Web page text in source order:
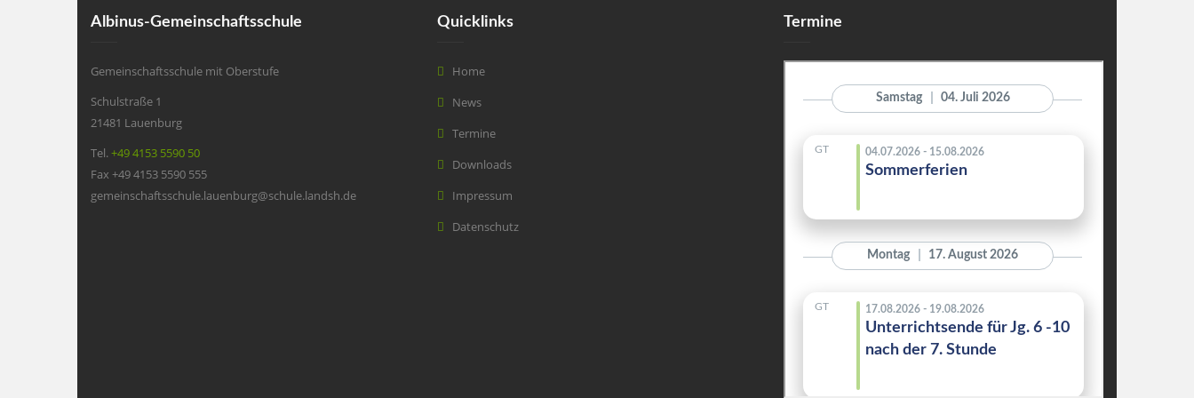
Albinus-Gemeinschaftsschule
Gemeinschaftsschule mit Oberstufe
Schulstraße 1
21481 Lauenburg
Tel.+49 4153 5590 50
Fax +49 4153 5590 555
gemeinschaftsschule.lauenburg@schule.landsh.de
Quicklinks
Home
News
Termine
Downloads
Impressum
Datenschutz
Termine